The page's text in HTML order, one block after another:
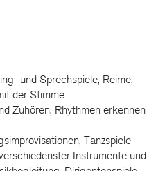
und Sprechspiele, Reime,
der Stimme
Zuhören, Rhythmen erkennen
Tanzspiele
Instrumente und